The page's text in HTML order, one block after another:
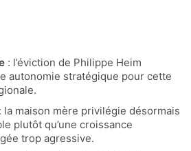
: l’éviction de Philippe Heim
autonomie stratégique pour cette
: la maison mère privilégie désormais
plutôt qu’une croissance
trop agressive.